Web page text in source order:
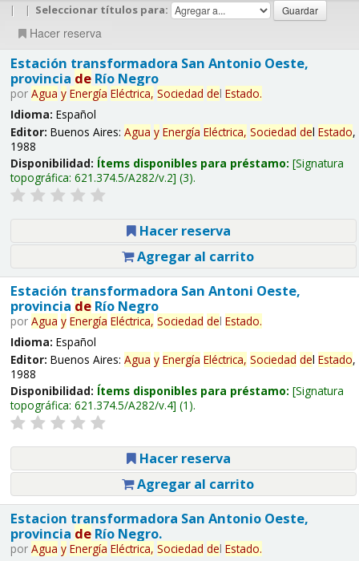
| | Seleccionar títulos para:
Hacer reserva
Estación transformadora San Antonio Oeste,
provincia deRío Negro
por Agua y Energía Eléctrica, Sociedad del Estado.
Idioma: Español
Editor: Buenos Aires: Agua y Energía Eléctrica, Sociedad del Estado,
1988
Disponibilidad: Ítems disponibles para préstamo: Signatura
topográfica: 621.374.5/A282/v.2 (3).
Hacer reserva
Agregar al carrito
Estación transformadora San Antoni Oeste,
provincia deRío Negro
por Agua y Energía Eléctrica, Sociedad del Estado.
Idioma: Español
Editor: Buenos Aires: Agua y Energía Eléctrica, Sociedad del Estado,
1988
Disponibilidad: Ítems disponibles para préstamo: Signatura
topográfica: 621.374.5/A282/v.4 (1).
Hacer reserva
Agregar al carrito
Estacion transformadora San Antonio Oeste,
provincia deRío Negro.
por Agua y Energía Eléctrica, Sociedad del Estado.